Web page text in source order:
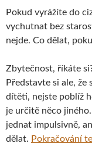
Pokud vyrážíte do
vychutnat bez
nejde. Co dělat,
Zbytečnost, říkáte
Představte si ale, že
dítěti, nejste poblíž
je určitě něco
jednat impulsivně,
dělat. Pokračování